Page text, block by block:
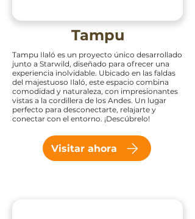
Tampu
Tampu Ilaló es un proyecto único desarrollado
junto a Starwild, diseñado para ofrecer una
experiencia inolvidable. Ubicado en las faldas
del majestuoso Ilaló, este espacio combina
comodidad y naturaleza, con impresionantes
vistas a la cordillera de los Andes. Un lugar
perfecto para desconectarte, relajarte y
conectar con el entorno. ¡Descúbrelo!
Visitar ahora